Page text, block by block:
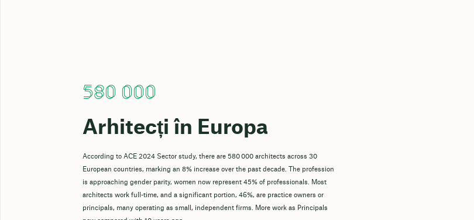
580 000
Arhitecți în Europa
According to ACE 2024 Sector study, there are 580 000 architects across 30
European countries, marking an 8% increase over the past decade. The profession
is approaching gender parity, women now represent 45% of professionals. Most
architects work full-time, and a significant portion, 46%, are practice owners or
principals, many operating as small, independent firms. More work as Principals